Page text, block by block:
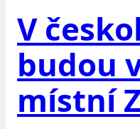
V
budou
místní